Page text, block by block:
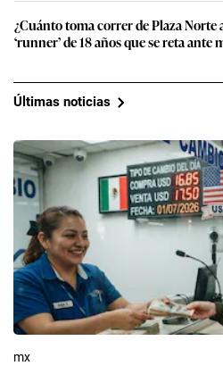
¿Cuánto toma correr de Plaza Norte
‘runner’ de 18 años que se reta ante
Últimas noticias
mx